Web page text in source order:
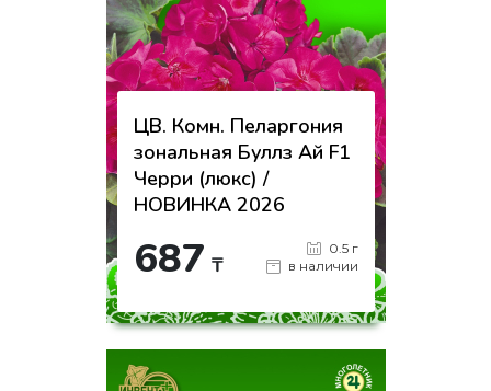
ЦВ. Комн. Пеларгония
зональная Буллз Ай F1
Черри (люкс) /
НОВИНКА 2026
687 ₸
0.5 г
в наличии
-